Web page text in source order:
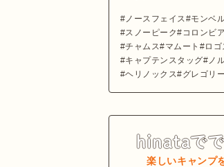
ノースフェイス モンベ
スノーピーク
コロンビ
チャムス
マムート ロゴ
キャプテンスタッグ
ノ
ヘリノックス
グレゴリ
楽しいキャンプ